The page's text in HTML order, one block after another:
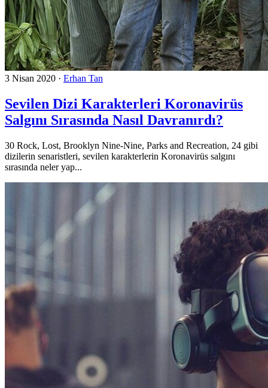
3 Nisan 2020 · Erhan Tan
Sevilen Dizi Karakterleri Koronavirüs
Salgını Sırasında Nasıl Davranırdı?
30 Rock, Lost, Brooklyn Nine-Nine, Parks and Recreation, 24 gibi
dizilerin senaristleri, sevilen karakterlerin Koronavirüs salgını
sırasında neler yap...